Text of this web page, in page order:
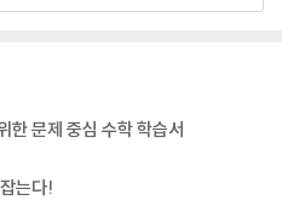
한 문제 중심 수학 학습서
는다!